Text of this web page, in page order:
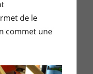
de le
commet une